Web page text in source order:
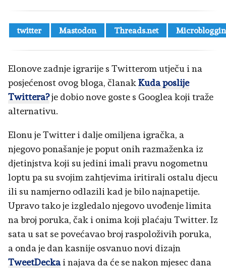
twitter Mastodon Threads.net
Elonove zadnje igrarije s Twitterom utječu i na
posjećenost ovog bloga, članakKuda poslije
Twittera?je dobio nove goste s Googlea koji traže
alternativu.
Elonu je Twitter i dalje omiljena igračka, a
njegovo ponašanje je poput onih razmaženka iz
djetinjstva koji su jedini imali pravu nogometnu
loptu pa su svojim zahtjevima iritirali ostalu djecu
ili su namjerno odlazili kad je bilo najnapetije.
Upravo tako je izgledalo njegovo uvođenje limita
na broj poruka, čak i onima koji plaćaju Twitter. Iz
sata u sat se povećavao broj raspoloživih poruka,
a onda je dan kasnije osvanuo novi dizajn
TweetDeckai najava da će se nakon mjesec dana